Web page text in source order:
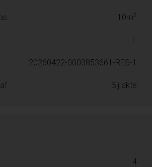
10m2
F
20260422-0003853661-RES-1
Bij akte
4